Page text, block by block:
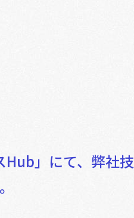
Hub」にて、弊社技